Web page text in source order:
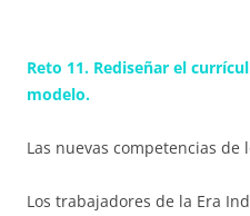
Reto 11. Rediseñar el
modelo.
Las nuevas competencias de
Los trabajadores de la Era